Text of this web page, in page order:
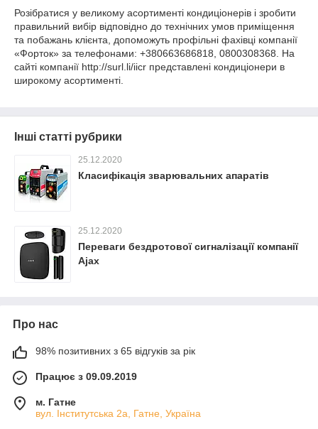
Розібратися у великому асортименті кондиціонерів і зробити
правильний вибір відповідно до технічних умов приміщення
та побажань клієнта, допоможуть профільні фахівці компанії
«Форток» за телефонами: +380663686818, 0800308368. На
сайті компанії http://surl.li/iicr представлені кондиціонери в
широкому асортименті.
Інші статті рубрики
25.12.2020
Класифікація зварювальних апаратів
25.12.2020
Переваги бездротової сигналізації компанії
Ajax
Про нас
98% позитивних з 65 відгуків за рік
Працює з 09.09.2019
м. Гатне
вул. Інститутська 2а, Гатне, Україна